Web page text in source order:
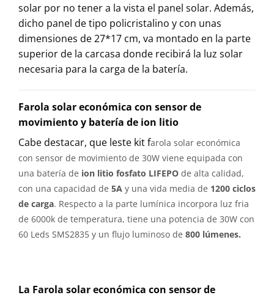
solar por no tener a la vista el panel solar. Además,
dicho panel de tipo policristalino y con unas
dimensiones de 27*17 cm, va montado en la parte
superior de la carcasa donde recibirá la luz solar
necesaria para la carga de la batería.
Farola solar económica con sensor de
movimiento y batería de ion litio
Cabe destacar, que leste kit farola solar económica
con sensor de movimiento de 30W viene equipada con
una batería de ion litio fosfato LIFEPO de alta calidad,
con una capacidad de 5A y una vida media de 1200 ciclos
de carga. Respecto a la parte lumínica incorpora luz fria
de 6000k de temperatura, tiene una potencia de 30W con
60 Leds SMS2835 y un flujo luminoso de 800 lúmenes.
La Farola solar económica con sensor de